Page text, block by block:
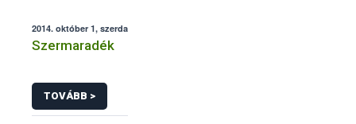
2014. október 1, szerda
Szermaradék
TOVÁBB >